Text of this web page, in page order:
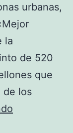
urbanas,
la
de 520
que
de los